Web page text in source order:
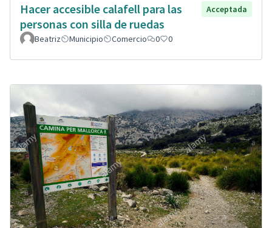
Hacer accesible calafell para las
personas con silla de ruedas
Acceptada
Beatriz Municipio Comercio 0 0